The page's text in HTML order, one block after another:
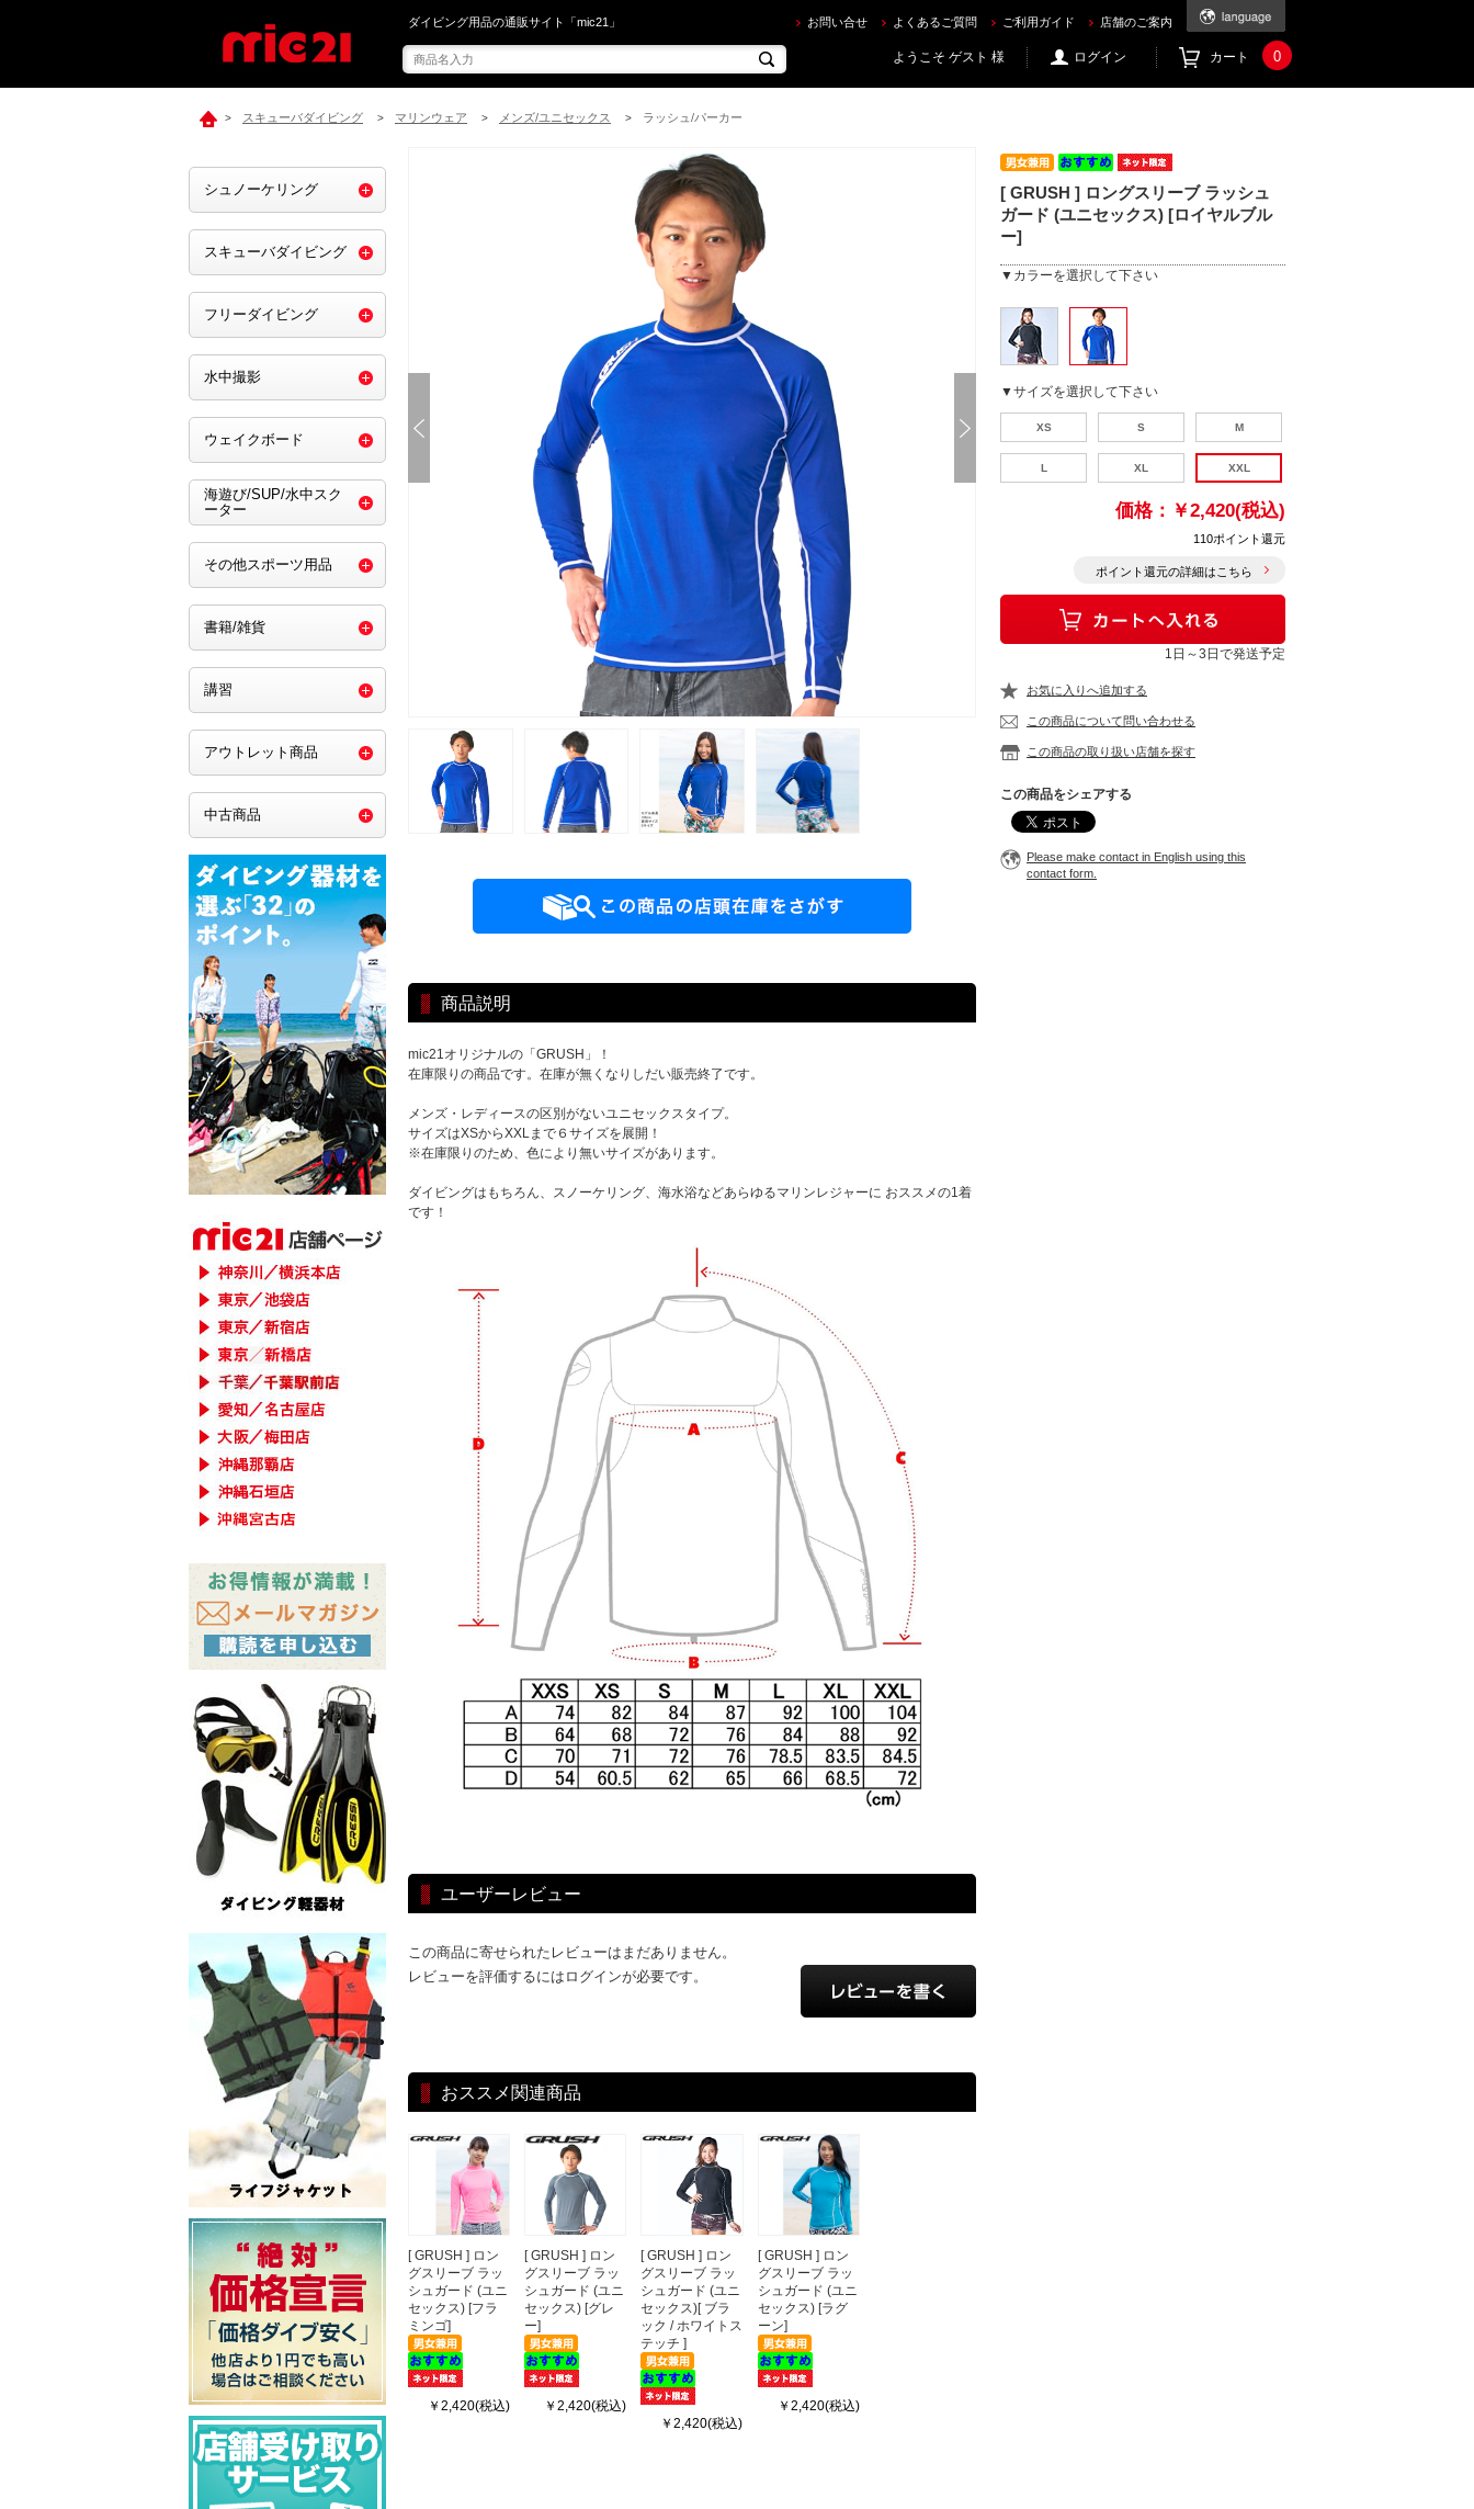
mic21で[ GRUSH ] ロングスリーブ ラッシュガード (ユニセックス) [ロイヤルブルー] を買うならec.mic21.com
ダイビング用品の通販サイト「mic21」 お問い合せ よくあるご質問 ご利用ガイド 店舗のご案内
ようこそ ゲスト 様 ログイン カート 0
> スキューバダイビング > マリンウェア > メンズ/ユニセックス > ラッシュ/パーカー
商品説明
mic21オリジナルの「GRUSH」！
在庫限りの商品です。在庫が無くなりしだい販売終了です。
メンズ・レディースの区別がないユニセックスタイプ。
サイズはXSからXXLまで６サイズを展開！
※在庫限りのため、色により無いサイズがあります。
ダイビングはもちろん、スノーケリング、海水浴などあらゆるマリンレジャーに おススメの1着
です！
ユーザーレビュー
この商品に寄せられたレビューはまだありません。
レビューを評価するにはログインが必要です。
おススメ関連商品
[ GRUSH ] ロン
グスリーブ ラッ
シュガード (ユニ
セックス) [フラ
ミンゴ]
￥2,420(税込)
[ GRUSH ] ロン
グスリーブ ラッ
シュガード (ユニ
セックス) [グレ
ー]
￥2,420(税込)
[ GRUSH ] ロン
グスリーブ ラッ
シュガード (ユニ
セックス)[ ブラ
ック / ホワイトス
テッチ ]
￥2,420(税込)
[ GRUSH ] ロン
グスリーブ ラッ
シュガード (ユニ
セックス) [ラグ
ーン]
￥2,420(税込)
[ GRUSH ] ロングスリーブ ラッシュ
ガード (ユニセックス) [ロイヤルブル
ー]
▼カラーを選択して下さい
▼サイズを選択して下さい
XS S M
L XL XXL
価格： ￥2,420(税込)
110ポイント還元
ポイント還元の詳細はこちら
1日～3日で発送予定
お気に入りへ追加する
この商品について問い合わせる
この商品の取り扱い店舗を探す
この商品をシェアする
Please make contact in English using this
contact form.
シュノーケリング
スキューバダイビング
フリーダイビング
水中撮影
ウェイクボード
海遊び/SUP/水中スク
ーター
その他スポーツ用品
書籍/雑貨
講習
アウトレット商品
中古商品